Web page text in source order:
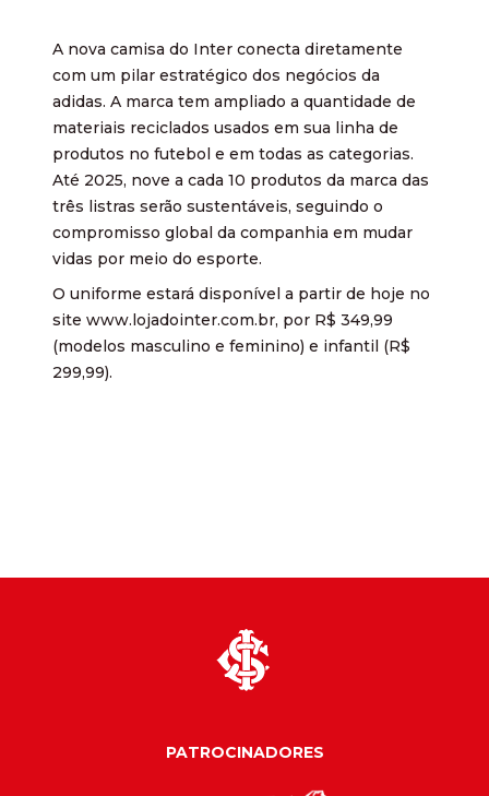
A nova camisa do Inter conecta diretamente
com um pilar estratégico dos negócios da
adidas. A marca tem ampliado a quantidade de
materiais reciclados usados em sua linha de
produtos no futebol e em todas as categorias.
Até 2025, nove a cada 10 produtos da marca das
três listras serão sustentáveis, seguindo o
compromisso global da companhia em mudar
vidas por meio do esporte.
O uniforme estará disponível a partir de hoje no
site www.lojadointer.com.br, por R$ 349,99
(modelos masculino e feminino) e infantil (R$
299,99).
PATROCINADORES